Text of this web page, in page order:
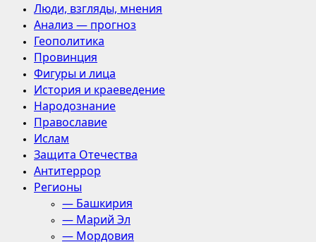
Люди, взгляды, мнения
Анализ — прогноз
Геополитика
Провинция
Фигуры и лица
История и краеведение
Народознание
Православие
Ислам
Защита Отечества
Антитеррор
Регионы
— Башкирия
— Марий Эл
— Мордовия